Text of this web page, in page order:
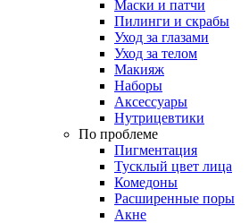
Маски и патчи
Пилинги и скрабы
Уход за глазами
Уход за телом
Макияж
Наборы
Аксессуары
Нутрицевтики
По проблеме
Пигментация
Тусклый цвет лица
Комедоны
Расширенные поры
Акне